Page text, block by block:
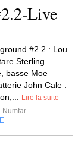
Live
#2.2 : Lou
Sterling
basse Moe
John Cale :
Lire la suite
Numfar